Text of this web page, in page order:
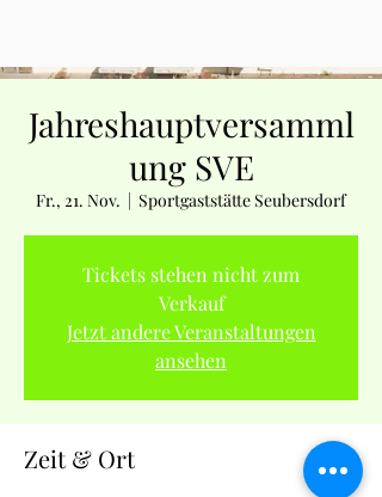
Jahreshauptversamml
ung SVE
Fr., 21. Nov.
  |
Sportgaststätte Seubersdorf
Tickets stehen nicht zum
Verkauf
Jetzt andere Veranstaltungen
ansehen
Zeit & Ort